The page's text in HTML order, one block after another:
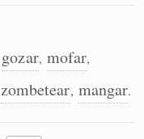
gozar, mofar,
zombetear, mangar.